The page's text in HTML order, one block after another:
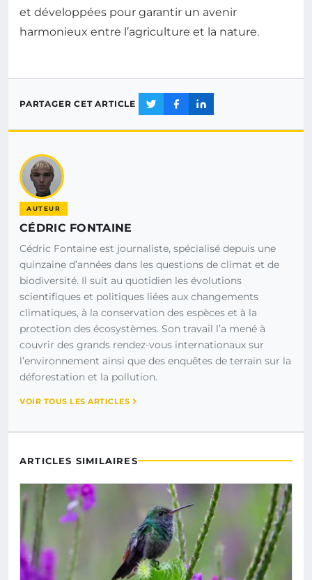
et développées pour garantir un avenir
harmonieux entre l’agriculture et la nature.
PARTAGER CET ARTICLE
AUTEUR
CÉDRIC FONTAINE
Cédric Fontaine est journaliste, spécialisé depuis une
quinzaine d’années dans les questions de climat et de
biodiversité. Il suit au quotidien les évolutions
scientifiques et politiques liées aux changements
climatiques, à la conservation des espèces et à la
protection des écosystèmes. Son travail l’a mené à
couvrir des grands rendez-vous internationaux sur
l’environnement ainsi que des enquêtes de terrain sur la
déforestation et la pollution.
VOIR TOUS LES ARTICLES
ARTICLES SIMILAIRES